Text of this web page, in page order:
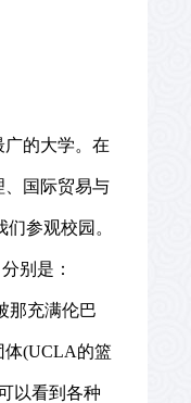
的大学。在
、国际贸易与
参观校园。
别是：
那充满伦巴
体(UCLA的篮
以看到各种